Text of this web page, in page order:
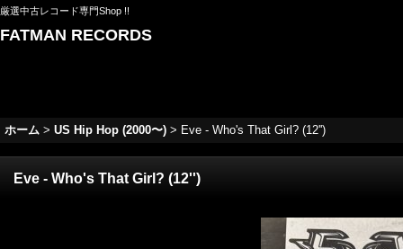
厳選中古レコード専門Shop !!
FATMAN RECORDS
ホーム > US Hip Hop (2000〜) > Eve - Who's That Girl? (12'')
Eve - Who's That Girl? (12'')